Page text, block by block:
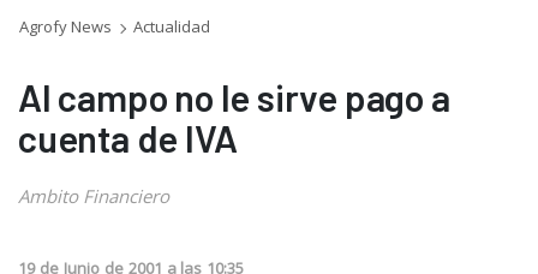
Agrofy News Actualidad
Al campo no le sirve pago a
cuenta de IVA
Ambito Financiero
19 de Junio de 2001 a las 10:35